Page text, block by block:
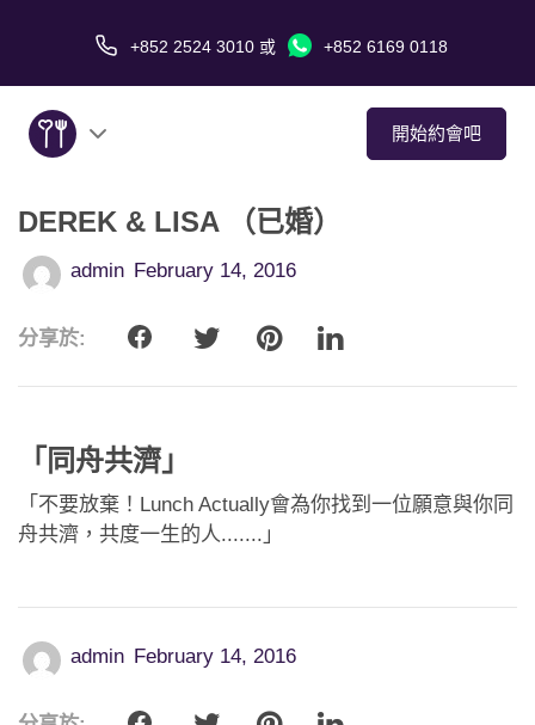
+852 2524 3010 或 +852 6169 0118
開始約會吧
關於我們
服務
愛情故事
約會技巧
應用程式
聯絡我們
DEREK & LISA （已婚）
admin February 14, 2016
分享於:
「同舟共濟」
「不要放棄！Lunch Actually會為你找到一位願意與你同
舟共濟，共度一生的人.......」
admin February 14, 2016